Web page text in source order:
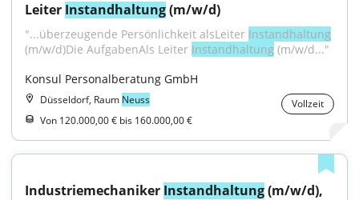
Leiter Instandhaltung (m/w/d)
"...überzeugende Persönlichkeit alsLeiter Instandhaltung
(m/w/d)Die AufgabenAls Leiter Instandhaltung (m/w/d..."
Konsul Personalberatung GmbH
Düsseldorf, Raum Neuss
Vollzeit
Von 120.000,00 € bis 160.000,00 €
Industriemechaniker Instandhaltung (m/w/d),